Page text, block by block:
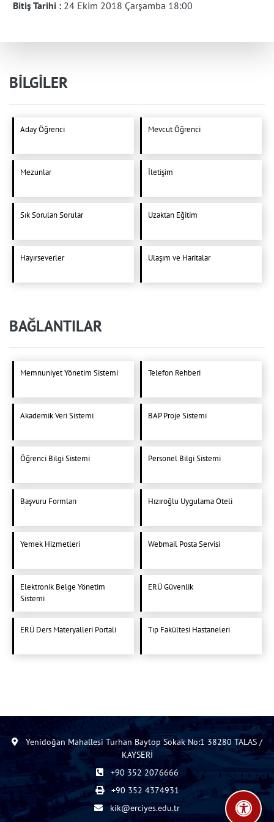
Bitiş Tarihi : 24 Ekim 2018 Çarşamba 18:00
BİLGİLER
Aday Öğrenci Mevcut Öğrenci
Mezunlar İletişim
Sık Sorulan Sorular Uzaktan Eğitim
Hayırseverler Ulaşım ve Haritalar
BAĞLANTILAR
Memnuniyet Yönetim Sistemi Telefon Rehberi
Akademik Veri Sistemi BAP Proje Sistemi
Öğrenci Bilgi Sistemi Personel Bilgi Sistemi
Başvuru Formları Hızıroğlu Uygulama Oteli
Yemek Hizmetleri Webmail Posta Servisi
Elektronik Belge Yönetim
Sistemi
ERÜ Güvenlik
ERÜ Ders Materyalleri Portali Tıp Fakültesi Hastaneleri
Yenidoğan Mahallesi Turhan Baytop Sokak No:1 38280 TALAS /
KAYSERİ
+90 352 2076666
+90 352 4374931
kik@erciyes.edu.tr